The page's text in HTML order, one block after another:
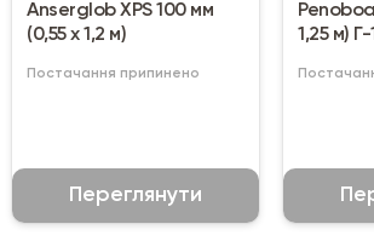
Anserglob XPS 100 мм
(0,55 х 1,2 м)
Постачання припинено
Переглянути
1,25 м) Г-